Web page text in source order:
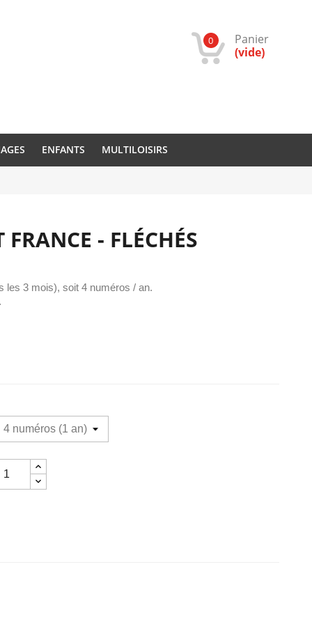
Panier
0
(vide)
ENFANTS MULTILOISIRS
- FLÉCHÉS
les 3 mois), soit 4 numéros / an.